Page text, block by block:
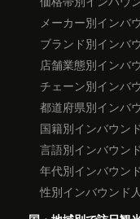
メーカー別インバ
ブランド別インバ
店舗業態別インバ
チェーン別インバ
都道府県別インバ
国籍別インバウン
言語別インバウン
年代別インバウン
性別インバウンド